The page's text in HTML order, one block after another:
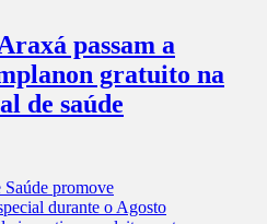
passam a
gratuito na
de saúde